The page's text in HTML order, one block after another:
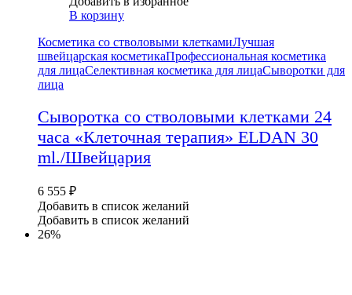
В корзину
Косметика со стволовыми клеткамиЛучшая
швейцарская косметикаПрофессиональная косметика
для лицаСелективная косметика для лицаСыворотки для
лица
Сыворотка со стволовыми клетками 24
часа «Клеточная терапия» ELDAN 30
ml./Швейцария
6 555 ₽
Добавить в список желаний
Добавить в список желаний
26%